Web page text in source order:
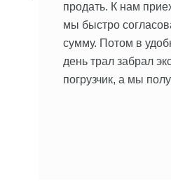
продать. К нам
мы быстро
сумму. Потом в
день трал забрал
погрузчик, а мы